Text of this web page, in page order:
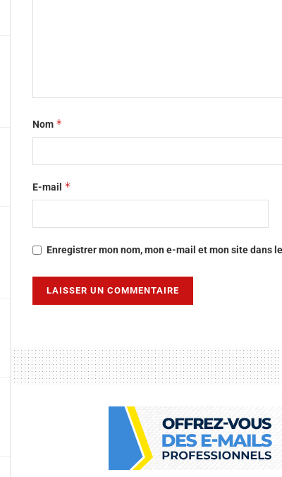
Nom *
E-mail *
Enregistrer mon nom, mon e-mail et mon site dans